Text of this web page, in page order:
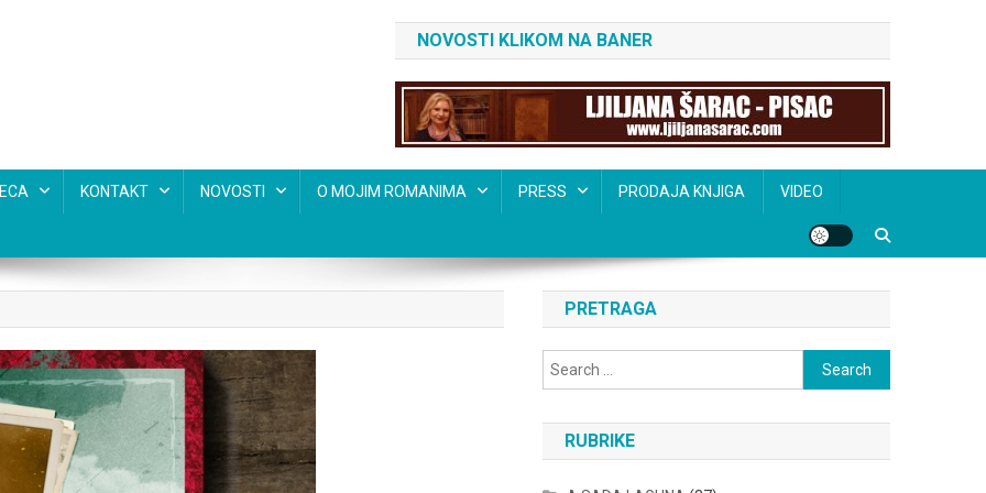
NOVOSTI KLIKOM NA BANER
KONTAKT NOVOSTI O MOJIM ROMANIMA PRESS PRODAJA KNJIGA VIDEO
PRETRAGA
Search
for:
RUBRIKE